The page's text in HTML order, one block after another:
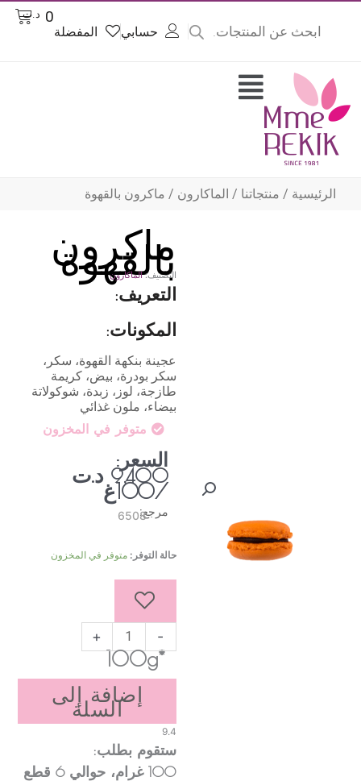
حسابي المفضلة
د.ت
Cart
Flyout
Menu
الرئيسية/منتجاتنا/الماكارون / ماكرون بالقهوة
ماكرون
بالقهوةالتصنيف:الماكارون
التعريف:
المكونات:
عجينة بنكهة القهوة، سكر،
سكر بودرة، بيض، كريمة
طازجة، لوز، زبدة، شوكولاتة
بيضاء، ملون غذائي
متوفر في المخزون
السعر:
9,400 د.ت
مرجع:6508
حالة التوفر: متوفر في المخزون
إضافة إلى
السلة
ستقوم بطلب:
100غرام، حوالي6 قطع